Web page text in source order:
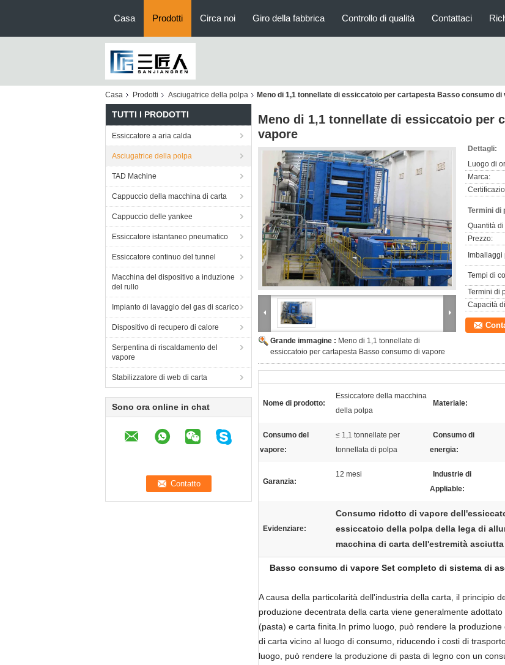
Casa Prodotti Circa noi Giro della fabbrica Controllo di qualità Contattaci
Casa Prodotti Asciugatrice della polpa Meno di 1,1 tonnellate di essiccatoio per cartapesta Basso consumo di
TUTTI I PRODOTTI
Essiccatore a aria calda
Asciugatrice della polpa
TAD Machine
Cappuccio della macchina di carta
Cappuccio delle yankee
Essiccatore istantaneo pneumatico
Essiccatore continuo del tunnel
Macchina del dispositivo a induzione
del rullo
Impianto di lavaggio del gas di scarico
Dispositivo di recupero di calore
Serpentina di riscaldamento del
vapore
Stabilizzatore di web di carta
Sono ora online in chat
Meno di 1,1 tonnellate di essiccatoio per
vapore
Grande immagine : Meno di 1,1 tonnellate di
essiccatoio per cartapesta Basso consumo di vapore
Dettagli:
Luogo di
Marca:
Termini di
Quantità
Prezzo:
Tempi di
Termini di
Capacità
Nome di prodotto:
Essiccatore della macchina
della polpa
Materiale:
Consumo del
vapore:
≤ 1,1 tonnellate per
tonnellata di polpa
Consumo di
energia:
Garanzia:
12 mesi
Industrie di
Appliable:
Evidenziare:
Consumo ridotto di vapore
essiccatoio della polpa della lega di
macchina di carta dell'estremità asciutta
Basso consumo di vapore Set completo di sistema di
A causa della particolarità dell'industria della carta, il principio
produzione decentrata della carta viene generalmente
(pasta) e carta finita.In primo luogo, può rendere la
di carta vicino al luogo di consumo, riducendo i costi di
luogo, può rendere la produzione di pasta di legno con un